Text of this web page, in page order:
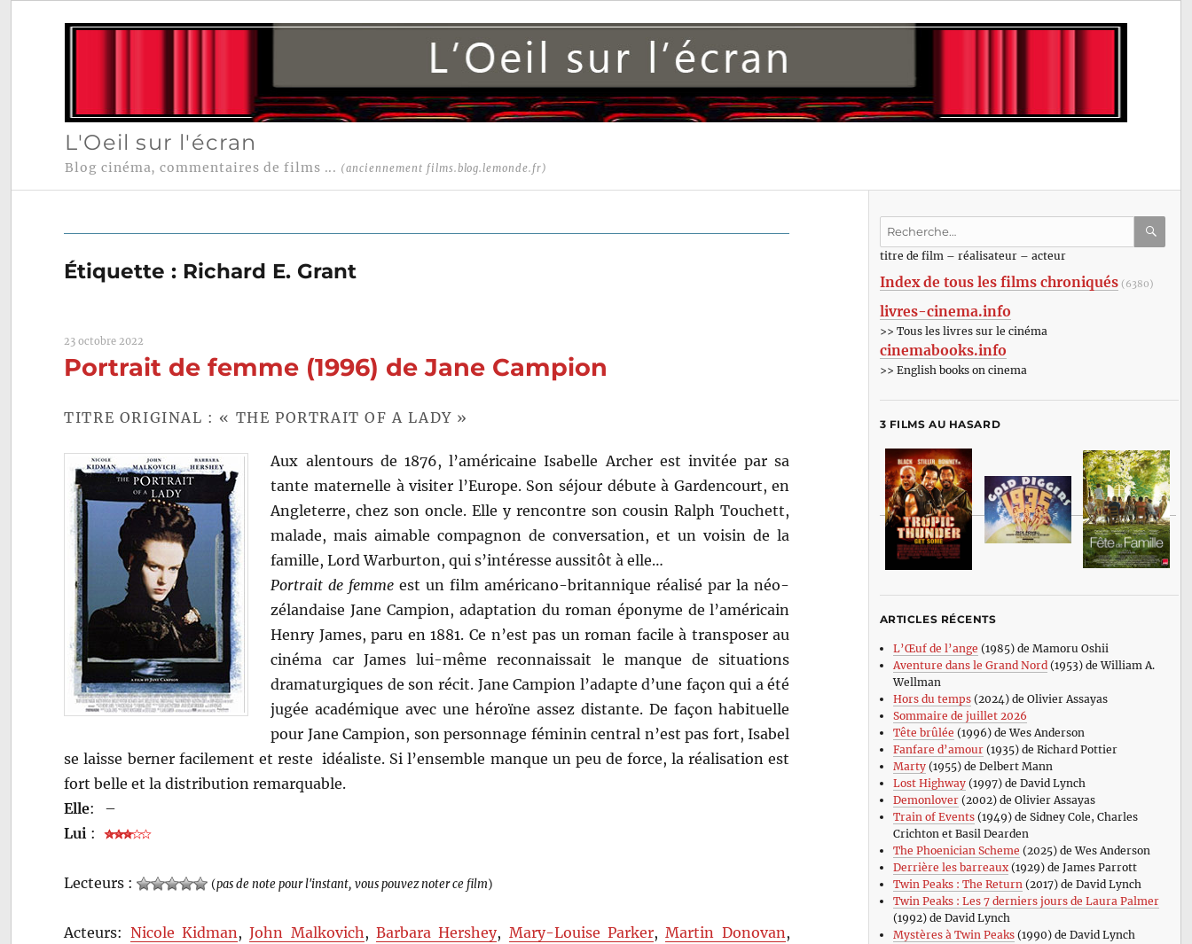
L'Oeil sur l'écran
Blog cinéma, commentaires de films ... (anciennement films.blog.lemonde.fr)
Étiquette : Richard E. Grant
23 octobre 2022
Portrait de femme (1996) de Jane Campion
TITRE ORIGINAL : « THE PORTRAIT OF A LADY »
Aux alentours de 1876, l’américaine Isabelle Archer est invitée par sa
tante maternelle à visiter l’Europe. Son séjour débute à Gardencourt, en
Angleterre, chez son oncle. Elle y rencontre son cousin Ralph Touchett,
malade, mais aimable compagnon de conversation, et un voisin de la
famille, Lord Warburton, qui s’intéresse aussitôt à elle…
Portrait de femme est un film américano-britannique réalisé par la néo-
zélandaise Jane Campion, adaptation du roman éponyme de l’américain
Henry James, paru en 1881. Ce n’est pas un roman facile à transposer au
cinéma car James lui-même reconnaissait le manque de situations
dramaturgiques de son récit. Jane Campion l’adapte d’une façon qui a été
jugée académique avec une héroïne assez distante. De façon habituelle
pour Jane Campion, son personnage féminin central n’est pas fort, Isabel
se laisse berner facilement et reste idéaliste. Si l’ensemble manque un peu de force, la réalisation est
fort belle et la distribution remarquable.
Elle:
–
Lui :
Lecteurs : (pas de note pour l'instant, vous pouvez noter ce film)
Acteurs: Nicole Kidman ,John Malkovich , Barbara Hershey, Mary-Louise Parker,Martin Donovan ,
Recherche
:titre de film – réalisateur – acteur
Index de tous les films chroniqués (6380)
livres-cinema.info
>> Tous les livres sur le cinéma
cinemabooks.info
>> English books on cinema
3 FILMS AU HASARD
ARTICLES RÉCENTS
L’Œuf de l’ange (1985) de Mamoru Oshii
Aventure dans le Grand Nord(1953) de William A.
Wellman
Hors du temps(2024) de Olivier Assayas
Sommaire de juillet 2026
Tête brûlée (1996) de Wes Anderson
Fanfare d’amour(1935) de Richard Pottier
Marty(1955) de Delbert Mann
Lost Highway(1997) de David Lynch
Demonlover(2002) de Olivier Assayas
Train of Events(1949) de Sidney Cole, Charles
Crichton et Basil Dearden
The Phoenician Scheme (2025) de Wes Anderson
Derrière les barreaux(1929) de James Parrott
Twin Peaks : The Return(2017) de David Lynch
Twin Peaks : Les 7 derniers jours de Laura Palmer
(1992) de David Lynch
Mystères à Twin Peaks(1990) de David Lynch